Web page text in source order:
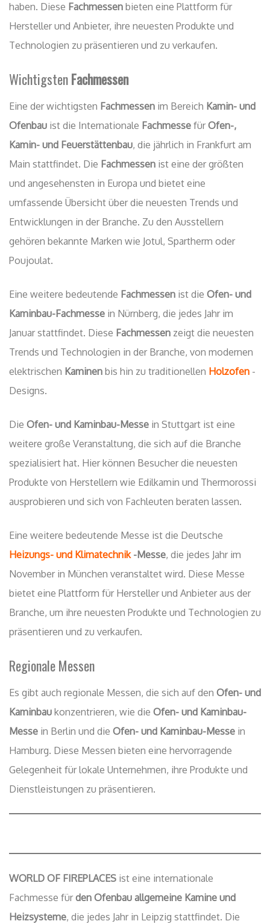
haben. Diese Fachmessen bieten eine Plattform für
Hersteller und Anbieter, ihre neuesten Produkte und
Technologien zu präsentieren und zu verkaufen.
WichtigstenFachmessen
Eine der wichtigsten Fachmessen im Bereich Kamin- und
Ofenbau ist die Internationale Fachmesse fürOfen-,
Kamin- und Feuerstättenbau, die jährlich in Frankfurt am
Main stattfindet. Die Fachmessen ist eine der größten
und angesehensten in Europa und bietet eine
umfassende Übersicht über die neuesten Trends und
Entwicklungen in der Branche. Zu den Ausstellern
gehören bekannte Marken wie Jotul, Spartherm oder
Poujoulat.
Eine weitere bedeutende Fachmessen ist die Ofen- und
Kaminbau-Fachmesse in Nürnberg, die jedes Jahr im
Januar stattfindet. Diese Fachmessen zeigt die neuesten
Trends und Technologien in der Branche, von modernen
elektrischen Kaminen bis hin zu traditionellen Holzofen -
Designs.
Die Ofen- und Kaminbau-Messe in Stuttgart ist eine
weitere große Veranstaltung, die sich auf die Branche
spezialisiert hat. Hier können Besucher die neuesten
Produkte von Herstellern wie Edilkamin und Thermorossi
ausprobieren und sich von Fachleuten beraten lassen.
Eine weitere bedeutende Messe ist die Deutsche
Heizungs- und Klimatechnik-Messe, die jedes Jahr im
November in München veranstaltet wird. Diese Messe
bietet eine Plattform für Hersteller und Anbieter aus der
Branche, um ihre neuesten Produkte und Technologien zu
präsentieren und zu verkaufen.
Regionale Messen
Es gibt auch regionale Messen, die sich auf den Ofen- und
Kaminbau konzentrieren, wie die Ofen- und Kaminbau-
Messe in Berlin und die Ofen- und Kaminbau-Messe in
Hamburg. Diese Messen bieten eine hervorragende
Gelegenheit für lokale Unternehmen, ihre Produkte und
Dienstleistungen zu präsentieren.
WORLD OF FIREPLACES ist eine internationale
Fachmesse fürden Ofenbau allgemeine Kamine und
Heizsysteme, die jedes Jahr in Leipzig stattfindet. Die